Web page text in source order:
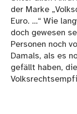
der Marke
Euro. ...“ Wie
doch gewesen
Personen noch
Damals, als es
gefällt haben,